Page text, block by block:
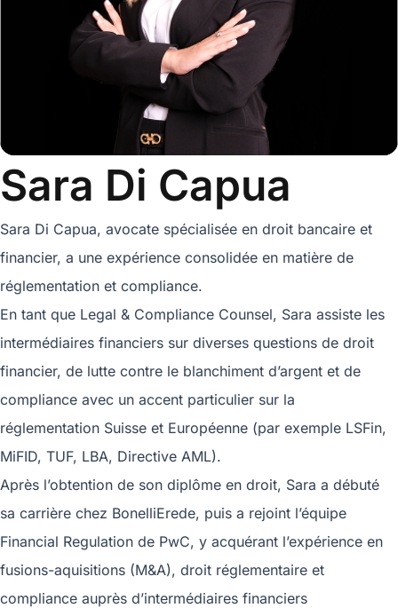
Sara Di Capua
Sara Di Capua, avocate spécialisée en droit bancaire et
financier, a une expérience consolidée en matière de
réglementation et compliance.
En tant que Legal & Compliance Counsel, Sara assiste les
intermédiaires financiers sur diverses questions de droit
financier, de lutte contre le blanchiment d’argent et de
compliance avec un accent particulier sur la
réglementation Suisse et Européenne (par exemple LSFin,
MiFID, TUF, LBA, Directive AML).
Après l’obtention de son diplôme en droit, Sara a débuté
sa carrière chez BonelliErede, puis a rejoint l’équipe
Financial Regulation de PwC, y acquérant l’expérience en
fusions-aquisitions (M&A), droit réglementaire et
compliance auprès d’intermédiaires financiers